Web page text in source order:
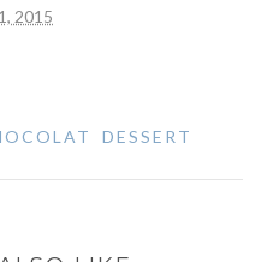
2015
DESSERT